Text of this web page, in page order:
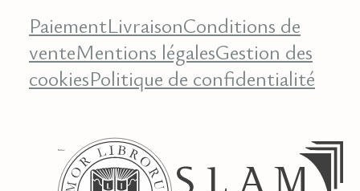
PaiementLivraisonConditions de
venteMentions légalesGestion des
cookiesPolitique de confidentialité